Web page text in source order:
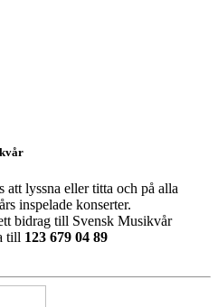
att lyssna eller titta och på alla
inspelade konserter.
bidrag till Svensk Musikvår
till 123 679 04 89